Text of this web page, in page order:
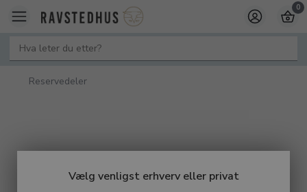
Vælg venligst erhverv eller privat
0
Reservedeler